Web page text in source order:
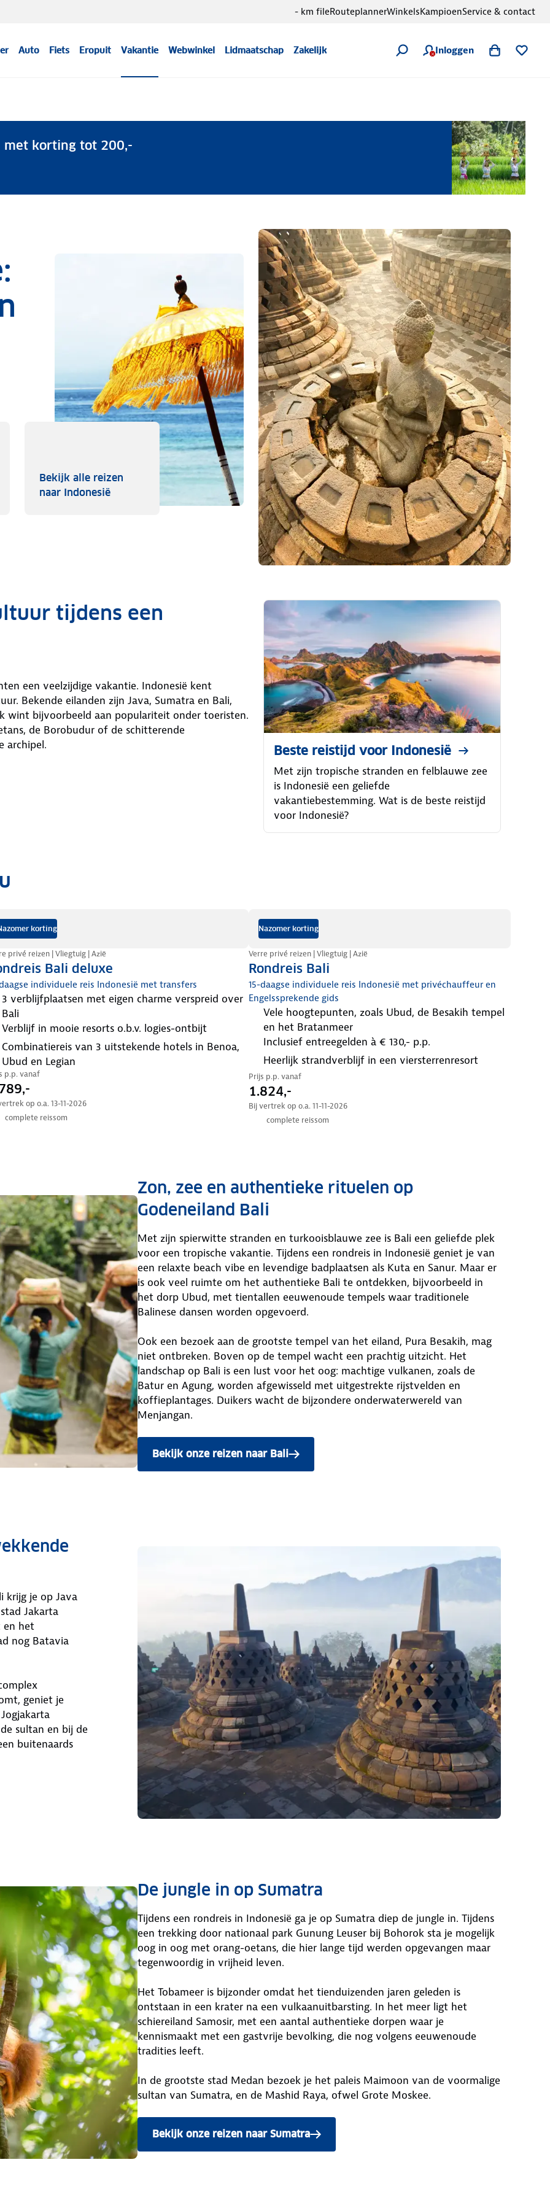
Auto Fiets Eropuit Vakantie Webwinkel Lidmaatschap Zakelijk Inloggen
- km fileRouteplannerWinkelsKampioenService & contact
met korting tot 200,-
Bekijk alle reizen
naar IndonesiëBekijk alle reizen naar Indonesië
tijdens een
een veelzijdige vakantie. Indonesië kent
Bekende eilanden zijn Java, Sumatra en Bali,
wint bijvoorbeeld aan populariteit onder toeristen.
de Borobudur of de schitterende
archipel.
Beste reistijd voor Indonesië
Met zijn tropische stranden en felblauwe zee
is Indonesië een geliefde
vakantiebestemming. Wat is de beste reistijd
voor Indonesië?
korting
Bali deluxe
privé reizen | Vliegtuig | Azië
individuele reis Indonesië met transfers
3 verblijfplaatsen met eigen charme verspreid over
Bali
verblijf in mooie resorts o.b.v. logies-ontbijt
combinatiereis van 3 uitstekende hotels in Benoa,
Ubud en Legian
p.p. vanaf
op o.a. 13-11-2026
complete reissom
Nazomer korting
Rondreis Bali
Verre privé reizen | Vliegtuig | Azië
15-daagse individuele reis Indonesië met privéchauffeur en
Engelssprekende gids
vele hoogtepunten, zoals Ubud, de Besakih tempel
en het Bratanmeer
inclusief entreegelden à € 130,- p.p.
heerlijk strandverblijf in een viersterrenresort
Prijs p.p. vanaf
1.824,-
Bij vertrek op o.a. 11-11-2026
complete reissom
Zon, zee en authentieke rituelen op
Godeneiland Bali
Met zijn spierwitte stranden en turkooisblauwe zee is Bali een geliefde plek
voor een tropische vakantie. Tijdens een rondreis in Indonesië geniet je van
een relaxte beach vibe en levendige badplaatsen als Kuta en Sanur. Maar er
is ook veel ruimte om het authentieke Bali te ontdekken, bijvoorbeeld in
het dorp Ubud, met tientallen eeuwenoude tempels waar traditionele
Balinese dansen worden opgevoerd.
Ook een bezoek aan de grootste tempel van het eiland, Pura Besakih, mag
niet ontbreken. Boven op de tempel wacht een prachtig uitzicht. Het
landschap op Bali is een lust voor het oog: machtige vulkanen, zoals de
Batur en Agung, worden afgewisseld met uitgestrekte rijstvelden en
koffieplantages. Duikers wacht de bijzondere onderwaterwereld van
Menjangan.
Bekijk onze reizen naar Bali
krijg je op Java
Jakarta
en het
nog Batavia
geniet je
sultan en bij de
buitenaards
De jungle in op Sumatra
Tijdens een rondreis in Indonesië ga je op Sumatra diep de jungle in. Tijdens
een trekking door nationaal park Gunung Leuser bij Bohorok sta je mogelijk
oog in oog met orang-oetans, die hier lange tijd werden opgevangen maar
tegenwoordig in vrijheid leven.
Het Tobameer is bijzonder omdat het tienduizenden jaren geleden is
ontstaan in een krater na een vulkaanuitbarsting. In het meer ligt het
schiereiland Samosir, met een aantal authentieke dorpen waar je
kennismaakt met een gastvrije bevolking, die nog volgens eeuwenoude
tradities leeft.
In de grootste stad Medan bezoek je het paleis Maimoon van de voormalige
sultan van Sumatra, en de Mashid Raya, ofwel Grote Moskee.
Bekijk onze reizen naar Sumatra